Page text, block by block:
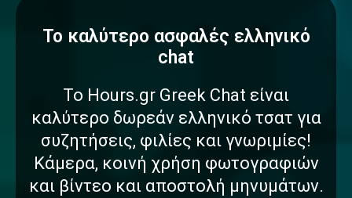
To καλύτερο ασφαλές ελληνικό
chat
Το Hours.gr Greek Chat είναι
καλύτερο δωρεάν ελληνικό τσατ για
συζητήσεις, φιλίες και γνωριμίες!
Κάμερα, κοινή χρήση φωτογραφιών
και βίντεο και αποστολή μηνυμάτων.